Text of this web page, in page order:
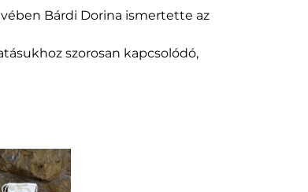
Bárdi Dorina ismertette az
szorosan kapcsolódó,